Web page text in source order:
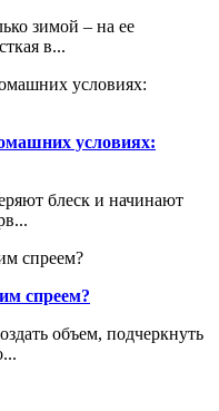
зимой – на ее
в...
условиях:
блеск и начинают
спреем?
объем, подчеркнуть